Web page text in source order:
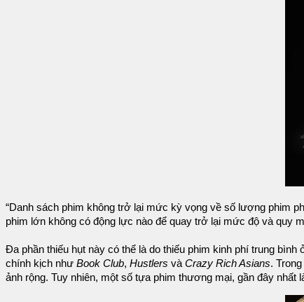
“Danh sách phim không trở lại mức kỳ vọng về số lượng phim
phim lớn không có động lực nào để quay trở lại mức độ và quy
Đa phần thiếu hụt này có thể là do thiếu phim kinh phí trung
chính kịch như Book Club, Hustlers và Crazy Rich Asians.
ảnh rộng. Tuy nhiên, một số tựa phim thương mại, gần đây nhất